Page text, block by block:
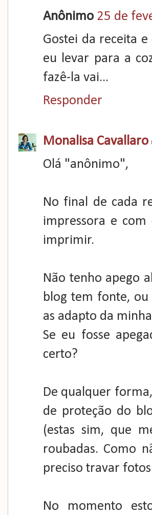
Anônimo 25 de
Gostei da receita
eu levar para a
fazê-la vai...
Responder
Monalisa Cavallaro
Olá "anônimo",
No final de cada
impressora e
imprimir.
Não tenho apego
blog tem fonte, ou
as adapto da
Se eu fosse
certo?
De qualquer
de proteção do
(estas sim, que
roubadas. Como
preciso travar
No momento